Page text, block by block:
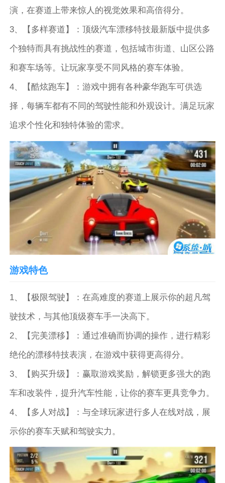
演，在赛道上带来惊人的视觉效果和高倍得分。
3、【多样赛道】：顶级汽车漂移特技最新版中提供多
个独特而具有挑战性的赛道，包括城市街道、山区公路
和赛车场等。让玩家享受不同风格的赛车体验。
4、【酷炫跑车】：游戏中拥有各种豪华跑车可供选
择，每辆车都有不同的驾驶性能和外观设计。满足玩家
追求个性化和独特体验的需求。
游戏特色
1、【极限驾驶】：在高难度的赛道上展示你的超凡驾
驶技术，与其他顶级赛车手一决高下。
2、【完美漂移】：通过准确而协调的操作，进行精彩
绝伦的漂移特技表演，在游戏中获得更高得分。
3、【购买升级】：赢取游戏奖励，解锁更多强大的跑
车和改装件，提升汽车性能，让你的赛车更具竞争力。
4、【多人对战】：与全球玩家进行多人在线对战，展
示你的赛车天赋和驾驶实力。